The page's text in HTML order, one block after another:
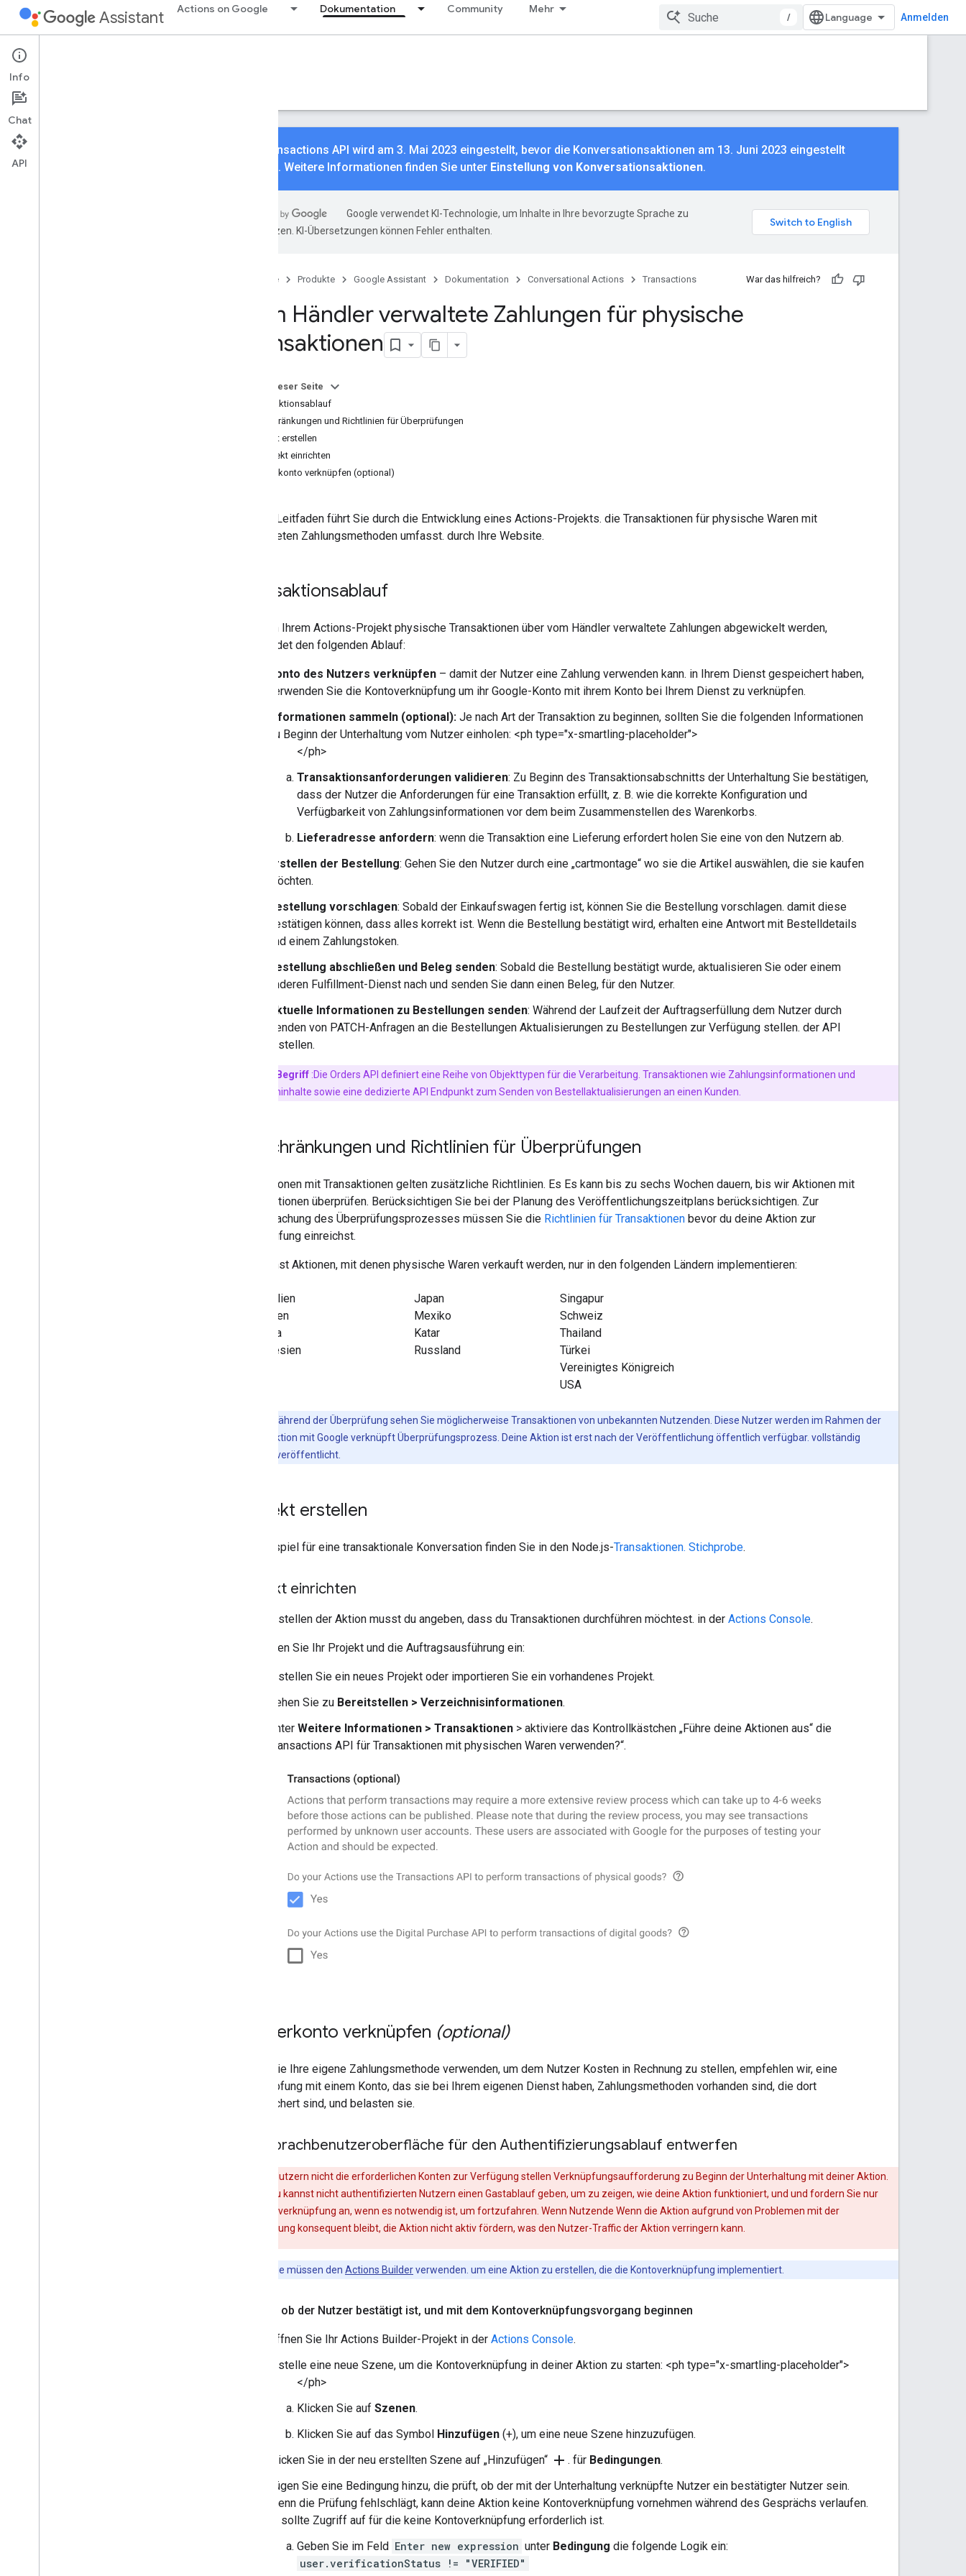
Assistant Actions on Google Dokumentation Community Mehr
/ Anmelden
Conversational Actions
Leitfäden
Die Transactions API wird am 3. Mai 2023 eingestellt, bevor die Konversationsaktionen am 13. Juni 2023 eingestellt
werden. Weitere Informationen finden Sie unter Einstellung von Konversationsaktionen.
Google verwendet KI-Technologie, um Inhalte in Ihre bevorzugte Sprache zu
übersetzen. KI-Übersetzungen können Fehler enthalten.
Startseite Produkte Google Assistant Dokumentation Conversational Actions Transactions War das hilfreich?
Vom Händler verwaltete Zahlungen für physische
Transaktionen
Auf dieser Seite
Transaktionsablauf
Einschränkungen und Richtlinien für Überprüfungen
Projekt erstellen
Projekt einrichten
Nutzerkonto verknüpfen (optional)
Dieser Leitfaden führt Sie durch die Entwicklung eines Actions-Projekts. die Transaktionen für physische Waren mit
verwalteten Zahlungsmethoden umfasst. durch Ihre Website.
Transaktionsablauf
Wenn in Ihrem Actions-Projekt physische Transaktionen über vom Händler verwaltete Zahlungen abgewickelt werden,
verwendet den folgenden Ablauf:
Konto des Nutzers verknüpfen – damit der Nutzer eine Zahlung verwenden kann. in Ihrem Dienst gespeichert haben,
verwenden Sie die Kontoverknüpfung um ihr Google-Konto mit ihrem Konto bei Ihrem Dienst zu verknüpfen.
Informationen sammeln (optional): Je nach Art der Transaktion zu beginnen, sollten Sie die folgenden Informationen
zu Beginn der Unterhaltung vom Nutzer einholen: <ph type="x-smartling-placeholder">
</ph>
Transaktionsanforderungen validieren: Zu Beginn des Transaktionsabschnitts der Unterhaltung Sie bestätigen,
dass der Nutzer die Anforderungen für eine Transaktion erfüllt, z. B. wie die korrekte Konfiguration und
Verfügbarkeit von Zahlungsinformationen vor dem beim Zusammenstellen des Warenkorbs.
Lieferadresse anfordern: wenn die Transaktion eine Lieferung erfordert holen Sie eine von den Nutzern ab.
Erstellen der Bestellung: Gehen Sie den Nutzer durch eine „cartmontage“ wo sie die Artikel auswählen, die sie kaufen
möchten.
Bestellung vorschlagen: Sobald der Einkaufswagen fertig ist, können Sie die Bestellung vorschlagen. damit diese
bestätigen können, dass alles korrekt ist. Wenn die Bestellung bestätigt wird, erhalten eine Antwort mit Bestelldetails
und einem Zahlungstoken.
Bestellung abschließen und Beleg senden: Sobald die Bestellung bestätigt wurde, aktualisieren Sie oder einem
anderen Fulfillment-Dienst nach und senden Sie dann einen Beleg, für den Nutzer.
Aktuelle Informationen zu Bestellungen senden: Während der Laufzeit der Auftragserfüllung dem Nutzer durch
Senden von PATCH-Anfragen an die Bestellungen Aktualisierungen zu Bestellungen zur Verfügung stellen. der API
erstellen.
Wichtiger Begriff :Die Orders API definiert eine Reihe von Objekttypen für die Verarbeitung. Transaktionen wie Zahlungsinformationen und
Einkaufswageninhalte sowie eine dedizierte API Endpunkt zum Senden von Bestellaktualisierungen an einen Kunden.
Einschränkungen und Richtlinien für Überprüfungen
Für Aktionen mit Transaktionen gelten zusätzliche Richtlinien. Es Es kann bis zu sechs Wochen dauern, bis wir Aktionen mit
Transaktionen überprüfen. Berücksichtigen Sie bei der Planung des Veröffentlichungszeitplans berücksichtigen. Zur
Vereinfachung des Überprüfungsprozesses müssen Sie die Richtlinien für Transaktionen bevor du deine Aktion zur
Überprüfung einreichst.
Du kannst Aktionen, mit denen physische Waren verkauft werden, nur in den folgenden Ländern implementieren:
Australien
Brasilien
Kanada
Indonesien
Japan
Mexiko
Katar
Russland
Singapur
Schweiz
Thailand
Türkei
Vereinigtes Königreich
USA
:Während der Überprüfung sehen Sie möglicherweise Transaktionen von unbekannten Nutzenden. Diese Nutzer werden im Rahmen der
Transaktionsaktion mit Google verknüpft Überprüfungsprozess. Deine Aktion ist erst nach der Veröffentlichung öffentlich verfügbar. vollständig
überprüft und veröffentlicht.
Projekt erstellen
Ein Beispiel für eine transaktionale Konversation finden Sie in den Node.js-Transaktionen. Stichprobe.
Projekt einrichten
Beim Erstellen der Aktion musst du angeben, dass du Transaktionen durchführen möchtest. in der Actions Console.
So richten Sie Ihr Projekt und die Auftragsausführung ein:
Erstellen Sie ein neues Projekt oder importieren Sie ein vorhandenes Projekt.
Gehen Sie zu Bereitstellen > Verzeichnisinformationen.
Unter Weitere Informationen > Transaktionen > aktiviere das Kontrollkästchen „Führe deine Aktionen aus“ die
Transactions API für Transaktionen mit physischen Waren verwenden?“.
Nutzerkonto verknüpfen (optional)
Wenn Sie Ihre eigene Zahlungsmethode verwenden, um dem Nutzer Kosten in Rechnung zu stellen, empfehlen wir, eine
Verknüpfung mit einem Konto, das sie bei Ihrem eigenen Dienst haben, Zahlungsmethoden vorhanden sind, die dort
gespeichert sind, und belasten sie.
Die Sprachbenutzeroberfläche für den Authentifizierungsablauf entwerfen
:Nutzern nicht die erforderlichen Konten zur Verfügung stellen Verknüpfungsaufforderung zu Beginn der Unterhaltung mit deiner Aktion.
Stattdessen Du kannst nicht authentifizierten Nutzern einen Gastablauf geben, um zu zeigen, wie deine Aktion funktioniert, und und fordern Sie nur
dann die Kontoverknüpfung an, wenn es notwendig ist, um fortzufahren. Wenn Nutzende Wenn die Aktion aufgrund von Problemen mit der
Kontoverknüpfung konsequent bleibt, die Aktion nicht aktiv fördern, was den Nutzer-Traffic der Aktion verringern kann.
Sie müssen den Actions Builderverwenden. um eine Aktion zu erstellen, die die Kontoverknüpfung implementiert.
ob der Nutzer bestätigt ist, und mit dem Kontoverknüpfungsvorgang beginnen
Öffnen Sie Ihr Actions Builder-Projekt in der Actions Console.
Erstelle eine neue Szene, um die Kontoverknüpfung in deiner Aktion zu starten: <ph type="x-smartling-placeholder">
</ph>
Klicken Sie auf Szenen.
Klicken Sie auf das Symbol Hinzufügen (+), um eine neue Szene hinzuzufügen.
Klicken Sie in der neu erstellten Szene auf „Hinzufügen“ add . für Bedingungen.
Fügen Sie eine Bedingung hinzu, die prüft, ob der mit der Unterhaltung verknüpfte Nutzer ein bestätigter Nutzer sein.
Wenn die Prüfung fehlschlägt, kann deine Aktion keine Kontoverknüpfung vornehmen während des Gesprächs verlaufen.
Er sollte Zugriff auf für die keine Kontoverknüpfung erforderlich ist.
Geben Sie im Feld Enter new expression unter Bedingung die folgende Logik ein:
user.verificationStatus != "VERIFIED"
Info
Chat
API